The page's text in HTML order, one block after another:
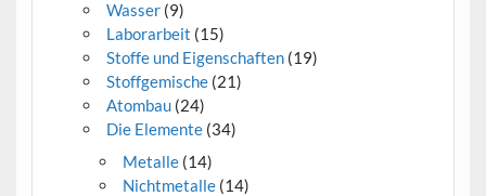
Wasser (9)
Laborarbeit (15)
Stoffe und Eigenschaften (19)
Stoffgemische (21)
Atombau (24)
Die Elemente (34)
Metalle (14)
Nichtmetalle (14)